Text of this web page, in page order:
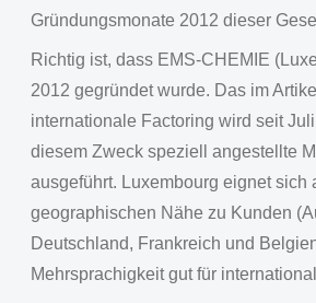
Gründungsmonate 2012 dieser
Richtig ist, dass EMS-CHEMIE
2012 gegründet wurde. Das im
internationale Factoring wird seit
diesem Zweck speziell angestellte
ausgeführt. Luxembourg eignet sich
geographischen Nähe zu Kunden
Deutschland, Frankreich und
Mehrsprachigkeit gut für